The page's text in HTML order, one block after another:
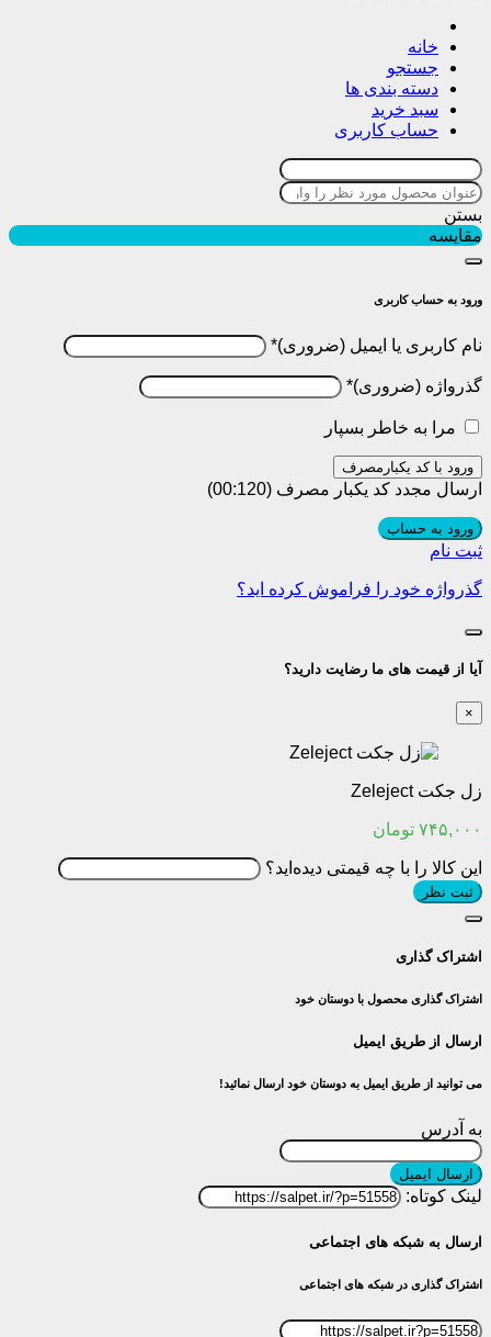
خانه
جستجو
دسته بندی ها
سبد خرید
حساب کاربری
بستن
مقایسه
ورود به حساب کاربری
نام کاربری یا ایمیل *
گذرواژه *
مرا به خاطر بسپار
ورود با کد یکبارمصرف
ارسال مجدد کد یکبار مصرف (00:
120
)
ورود به حساب
ثبت نام
گذرواژه خود را فراموش کرده اید؟
آیا از قیمت های ما رضایت دارید؟
×
زل جکت Zeleject
۷۴۵,۰۰۰ تومان
این کالا را با چه قیمتی دیده‌اید؟
ثبت نظر
اشتراک گذاری
اشتراک گذاری محصول با دوستان خود
ارسال از طریق ایمیل
می توانید از طریق ایمیل به دوستان خود ارسال نمائید!
به آدرس
ارسال ایمیل
لینک کوتاه:
ارسال به شبکه های اجتماعی
اشتراک گذاری در شبکه های اجتماعی